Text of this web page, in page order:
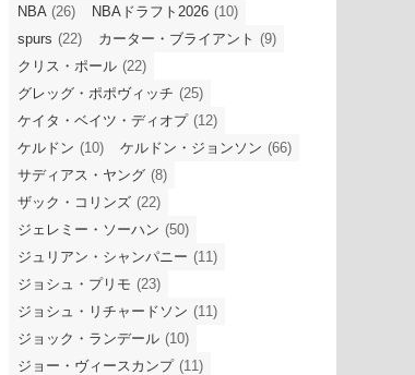
NBA (26) NBAドラフト2026 (10)
spurs (22) カーター・ブライアント (9)
クリス・ポール (22)
グレッグ・ポポヴィッチ (25)
ケイタ・ベイツ・ディオプ (12)
ケルドン (10) ケルドン・ジョンソン (66)
サディアス・ヤング (8)
ザック・コリンズ (22)
ジェレミー・ソーハン (50)
ジュリアン・シャンパニー (11)
ジョシュ・プリモ (23)
ジョシュ・リチャードソン (11)
ジョック・ランデール (10)
ジョー・ヴィースカンプ (11)